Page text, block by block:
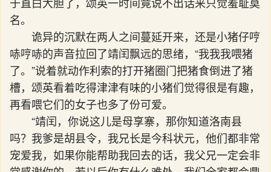
名。
诡异的沉默在两人之间蔓延开来，还是小猪仔哼
哧哼哧的声音拉回了靖闰飘远的思绪，“我我我喂猪
了。”说着就动作利索的打开猪圈门把猪食倒进了猪
槽，颂英看着吃得津津有味的小猪们觉得很是有趣，
再看喂它们的女子也多了份可爱。
“靖闰，你说这儿是母享寨，那你知道洛南县
吗？我爹是胡县令，我兄长是今科状元，他们都非常
宠爱我，如果你能帮助我回去的话，我父兄一定会非